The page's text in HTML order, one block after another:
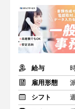
給与
雇用形態
シフト